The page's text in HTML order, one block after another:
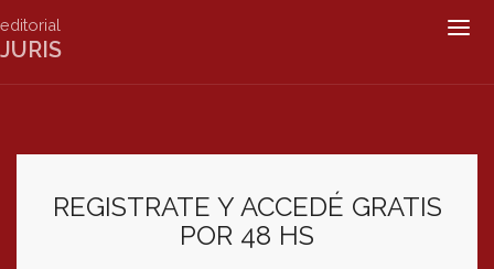
editorial
JURIS
REGISTRATE Y ACCEDÉ GRATIS
POR 48 HS